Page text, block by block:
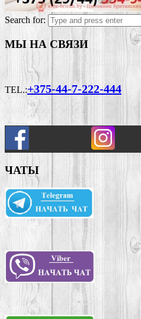
Search for:
МЫ НА СВЯЗИ
TEL.:+375-44-7-222-444
ЧАТЫ